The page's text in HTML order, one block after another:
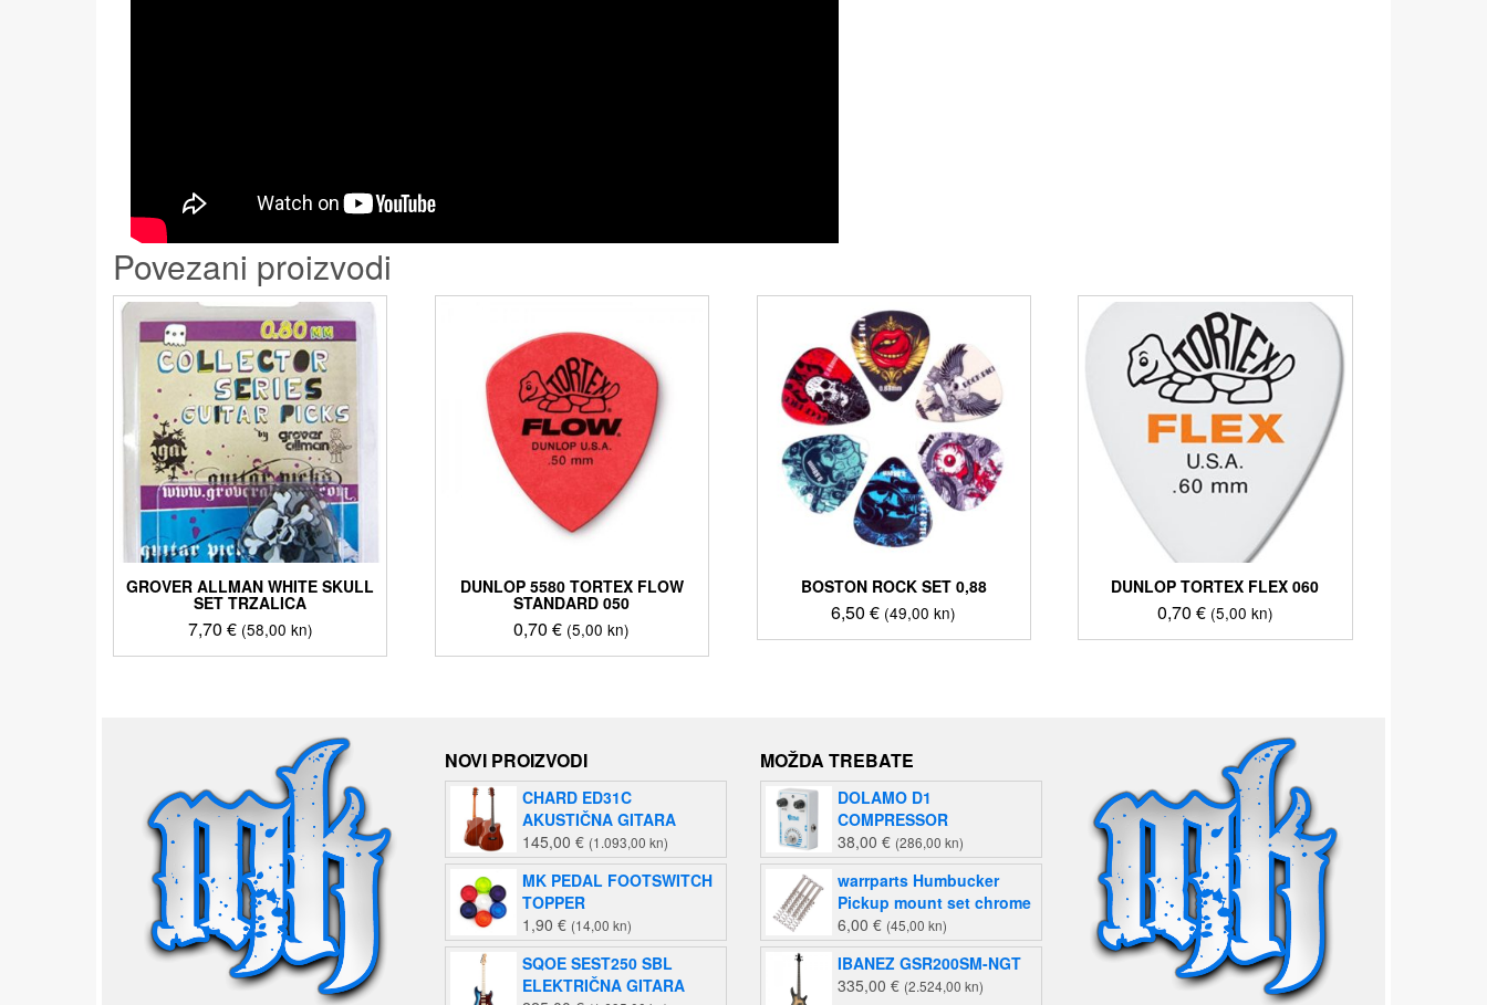
Povezani proizvodi
GROVER ALLMAN WHITE SKULL
SET TRZALICA
7,70 € (58,00 kn)
DUNLOP 5580 TORTEX FLOW
STANDARD 050
0,70€ (5,00 kn)
BOSTON ROCK SET 0,88
6,50€ (49,00 kn)
DUNLOP TORTEX FLEX 060
0,70 € (5,00 kn)
NOVI PROIZVODI
CHARD ED31C
AKUSTIČNA GITARA
145,00 € (1.093,00 kn)
MK PEDAL FOOTSWITCH
TOPPER
1,90 € (14,00 kn)
SQOE SEST250 SBL
ELEKTRIČNA GITARA
MOŽDA TREBATE
DOLAMO D1
COMPRESSOR
38,00 € (286,00 kn)
warrparts Humbucker
Pickup mount set chrome
6,00 € (45,00 kn)
IBANEZ GSR200SM-NGT
335,00 € (2.524,00 kn)